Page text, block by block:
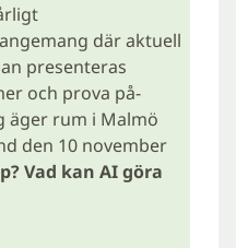
där aktuell
presenteras
och prova på-
äger rum i Malmö
den 10 november
Vad kan AI göra